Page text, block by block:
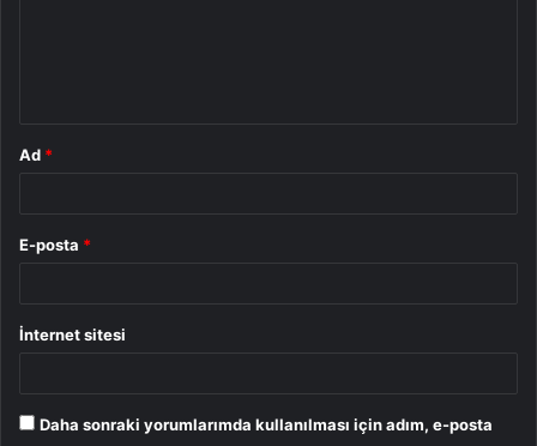
Ad *
E-posta *
İnternet sitesi
Daha sonraki yorumlarımda kullanılması için adım, e-posta